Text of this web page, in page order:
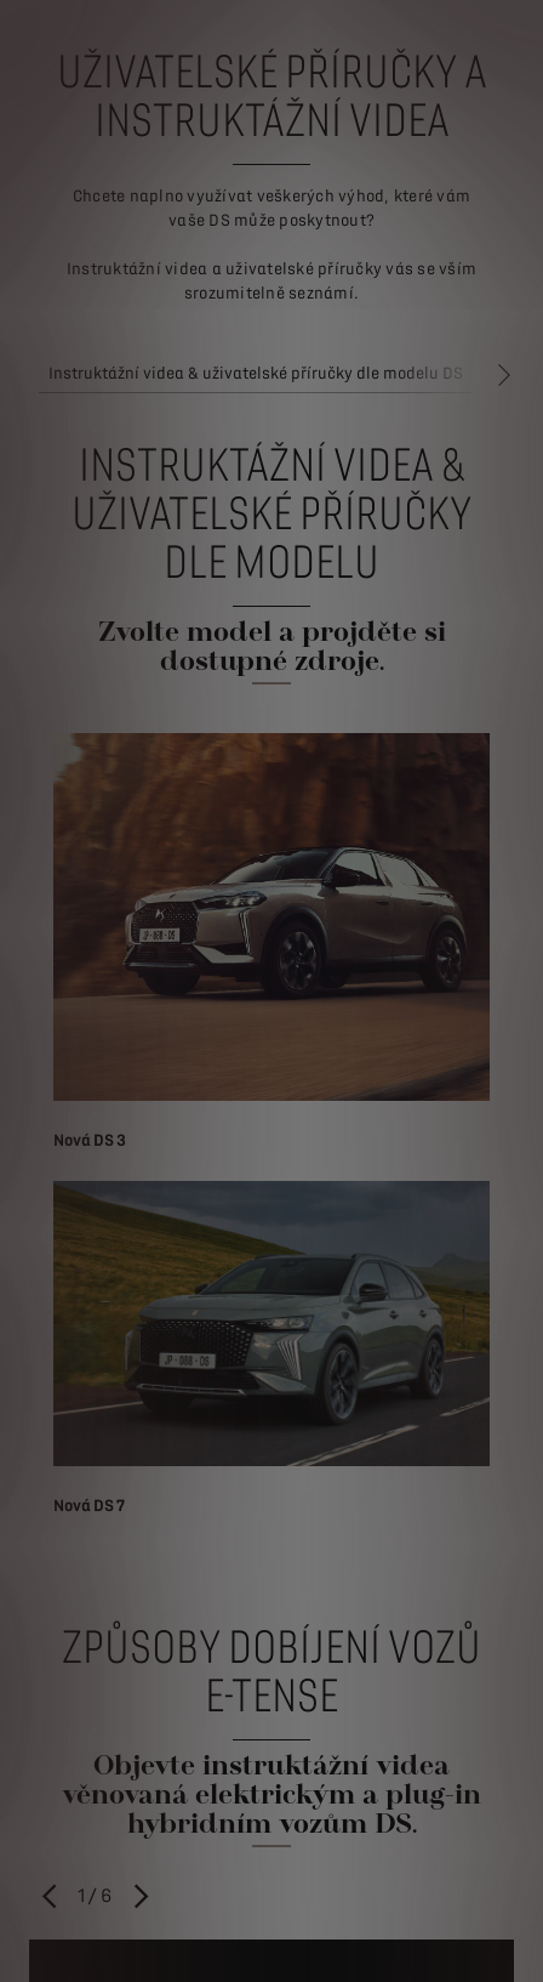
UŽIVATELSKÉ PŘÍRUČKY A
INSTRUKTÁŽNÍ VIDEA
Chcete naplno využívat veškerých výhod, které vám
vaše DS může poskytnout?
Instruktážní videa a uživatelské příručky vás se vším
srozumitelně seznámí.
Instruktážní videa & uživatelské příručky dle modelu DS
INSTRUKTÁŽNÍ VIDEA &
UŽIVATELSKÉ PŘÍRUČKY
DLE MODELU
Zvolte model a projděte si
dostupné zdroje.
Nová DS 3
Nová DS 7
ZPŮSOBY DOBÍJENÍ VOZŮ
E-TENSE
Objevte instruktážní videa
věnovaná elektrickým a plug-in
hybridním vozům DS.
PŘEDCHOZÍ
1 / 6 DALŠÍ